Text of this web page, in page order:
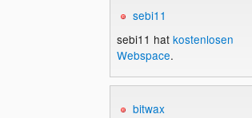
sebi11
sebi11 hat kostenlosen
Webspace.
bitwax